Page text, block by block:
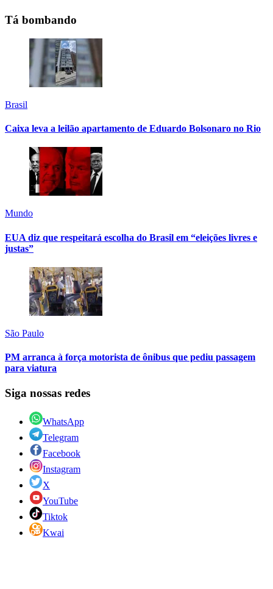
Tá bombando
Brasil
Caixa leva a leilão apartamento de Eduardo Bolsonaro no Rio
Mundo
EUA diz que respeitará escolha do Brasil em “eleições livres e
justas”
São Paulo
PM arranca à força motorista de ônibus que pediu passagem
para viatura
Siga nossas redes
WhatsApp
Telegram
Facebook
Instagram
X
YouTube
Tiktok
Kwai